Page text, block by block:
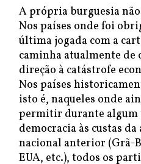
A própria burguesia
Nos países onde foi
última jogada com a
caminha atualmente de
direção à catástrofe
Nos países
isto é, naqueles onde
permitir durante algum
democracia às custas da
nacional anterior (Grã-
EUA, etc.), todos os